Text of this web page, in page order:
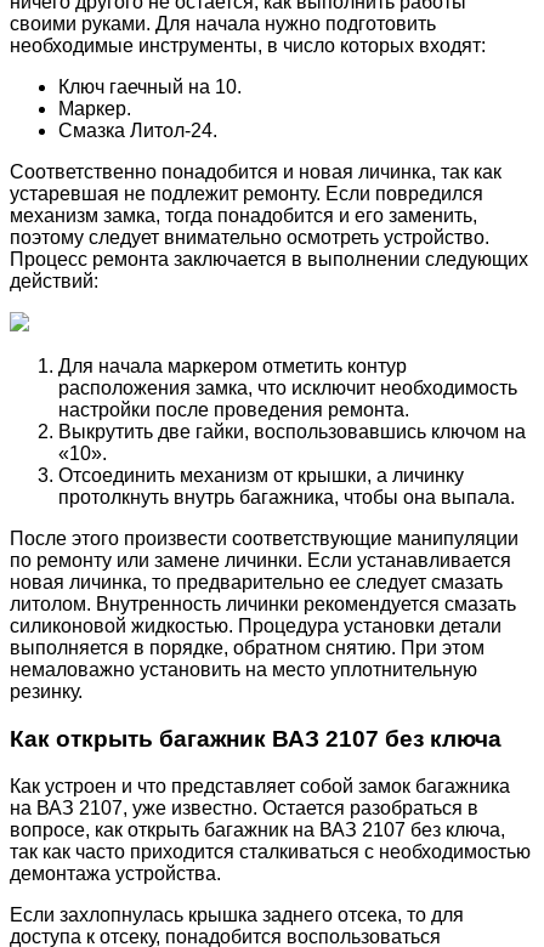
своими руками. Для начала нужно подготовить
необходимые инструменты, в число которых входят:
Ключ гаечный на 10.
Маркер.
Смазка Литол-24.
Соответственно понадобится и новая личинка, так как
устаревшая не подлежит ремонту. Если повредился
механизм замка, тогда понадобится и его заменить,
поэтому следует внимательно осмотреть устройство.
Процесс ремонта заключается в выполнении следующих
действий:
Для начала маркером отметить контур
расположения замка, что исключит необходимость
настройки после проведения ремонта.
Выкрутить две гайки, воспользовавшись ключом на
«10».
Отсоединить механизм от крышки, а личинку
протолкнуть внутрь багажника, чтобы она выпала.
После этого произвести соответствующие манипуляции
по ремонту или замене личинки. Если устанавливается
новая личинка, то предварительно ее следует смазать
литолом. Внутренность личинки рекомендуется смазать
силиконовой жидкостью. Процедура установки детали
выполняется в порядке, обратном снятию. При этом
немаловажно установить на место уплотнительную
резинку.
Как открыть багажник ВАЗ 2107 без ключа
Как устроен и что представляет собой замок багажника
на ВАЗ 2107, уже известно. Остается разобраться в
вопросе, как открыть багажник на ВАЗ 2107 без ключа,
так как часто приходится сталкиваться с необходимостью
демонтажа устройства.
Если захлопнулась крышка заднего отсека, то для
доступа к отсеку, понадобится воспользоваться